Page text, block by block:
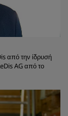
από την ίδρυσή
AG από το